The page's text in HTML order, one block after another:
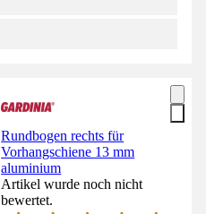
Rundbogen rechts für
Vorhangschiene 13 mm
aluminium
Artikel wurde noch nicht
bewertet.